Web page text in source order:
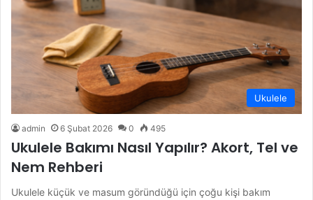
Ukulele
admin 6 Şubat 2026 0 495
Ukulele Bakımı Nasıl Yapılır? Akort, Tel ve
Nem Rehberi
Ukulele küçük ve masum göründüğü için çoğu kişi bakım